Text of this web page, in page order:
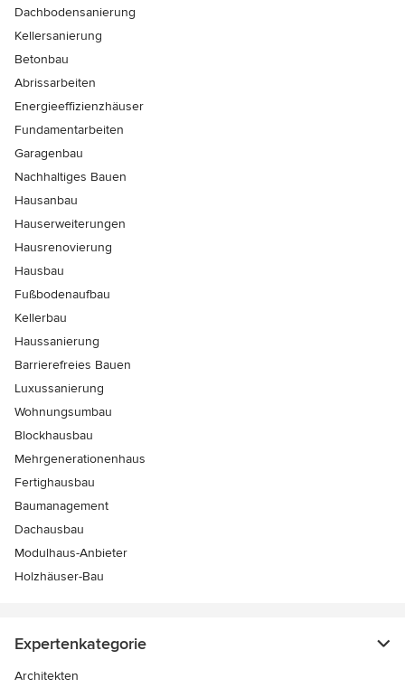
Dachbodensanierung
Kellersanierung
Betonbau
Abrissarbeiten
Energieeffizienzhäuser
Fundamentarbeiten
Garagenbau
Nachhaltiges Bauen
Hausanbau
Hauserweiterungen
Hausrenovierung
Hausbau
Fußbodenaufbau
Kellerbau
Haussanierung
Barrierefreies Bauen
Luxussanierung
Wohnungsumbau
Blockhausbau
Mehrgenerationenhaus
Fertighausbau
Baumanagement
Dachausbau
Modulhaus-Anbieter
Holzhäuser-Bau
Expertenkategorie
Architekten